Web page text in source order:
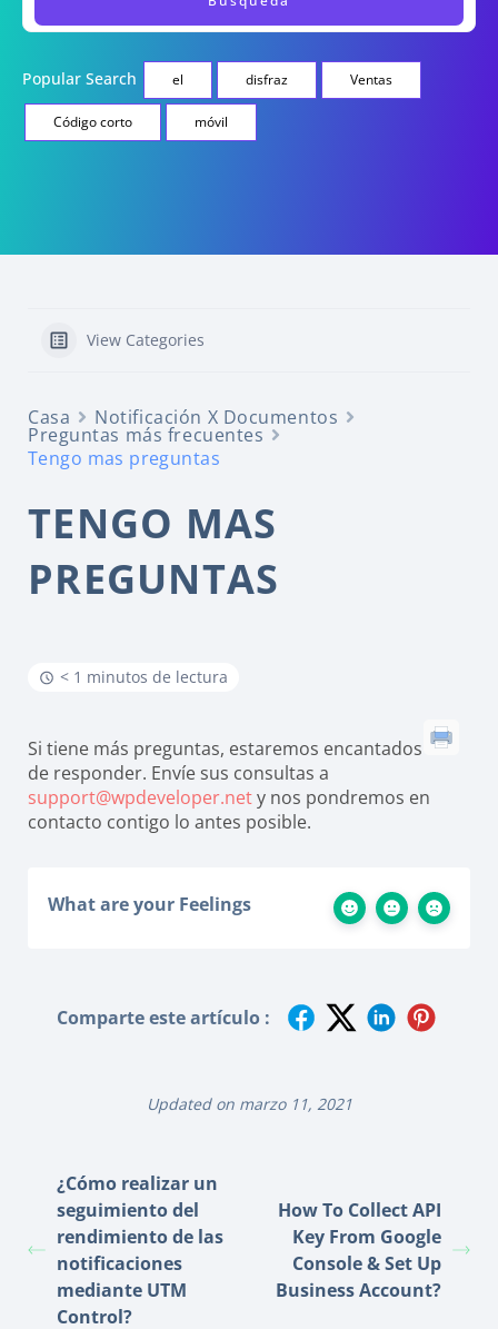
Popular Search el disfraz Ventas
Código corto móvil
View Categories
Casa Notificación X Documentos
Preguntas más frecuentes
Tengo mas preguntas
TENGO MAS
PREGUNTAS
< 1 minutos de lectura
Si tiene más preguntas, estaremos encantados
de responder. Envíe sus consultas a
support@wpdeveloper.nety nos pondremos en
contacto contigo lo antes posible.
What are your Feelings
Comparte este artículo :
Updated on marzo 11, 2021
¿Cómo realizar un
seguimiento del
rendimiento de las
notificaciones
mediante UTM
Control?
How To Collect API
Key From Google
Console & Set Up
Business Account?